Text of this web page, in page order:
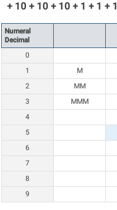
+ 10 + 10 + 10 + 1 + 1 + 1
Numeral
Decimal
0
1
M
2
MM
3
MMM
4
5
6
7
8
9